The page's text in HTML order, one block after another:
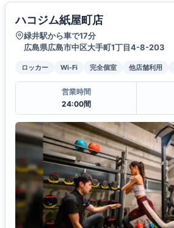
ハコジム紙屋町店
緑井駅から車で17分
広島県広島市中区大手町1丁目4-8-203
ロッカー Wi-Fi 完全個室 他店舗利用
営業時間
24:00間